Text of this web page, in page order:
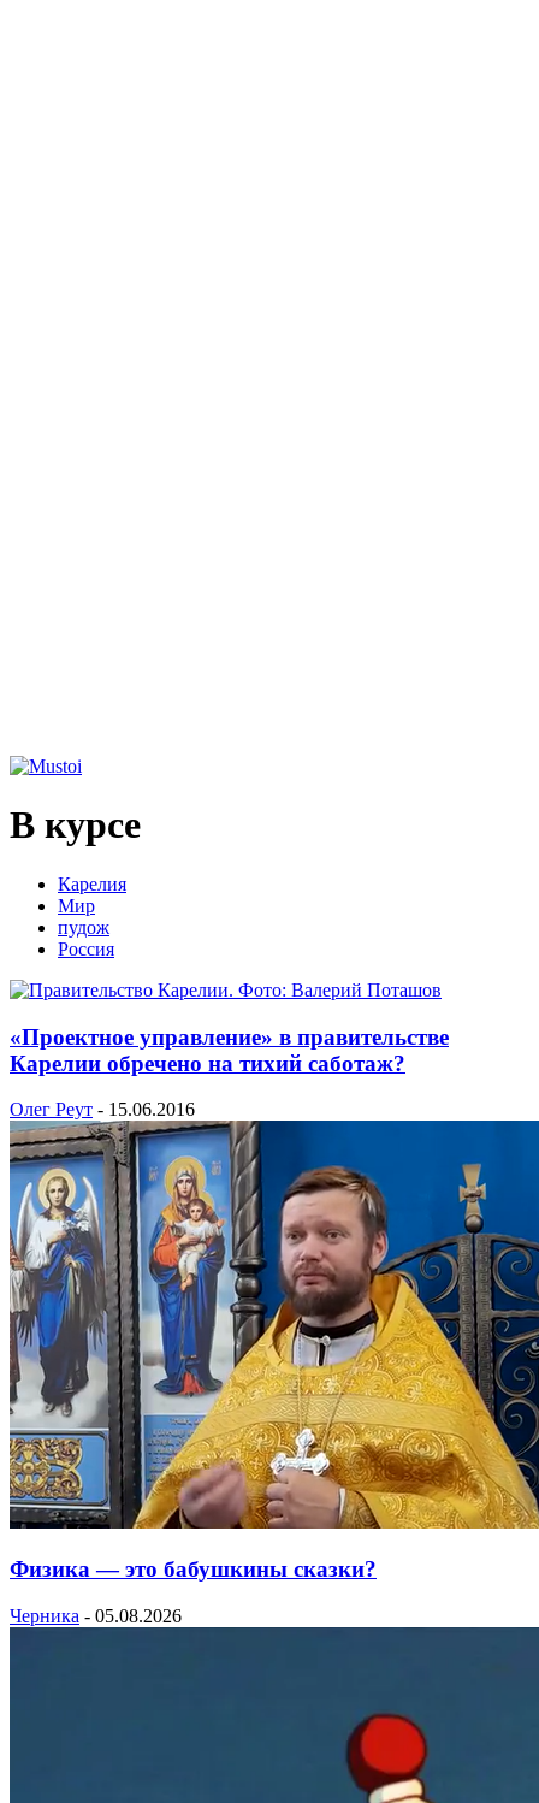
В курсе
Карелия
Мир
пудож
Россия
«Проектное управление» в правительстве
Карелии обречено на тихий саботаж?
Олег Реут - 15.06.2016
Физика — это бабушкины сказки?
Черника - 05.08.2026